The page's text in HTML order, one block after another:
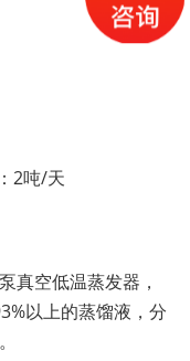
2吨/天
真空低温蒸发器，
以上的蒸馏液，分